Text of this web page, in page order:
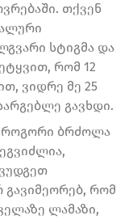
თქვენ
სტიგმა და
რომ 12
ვიდრე მე 25
გავხდი.
როგორი ბრძოლა
რომ
ლამაზი,